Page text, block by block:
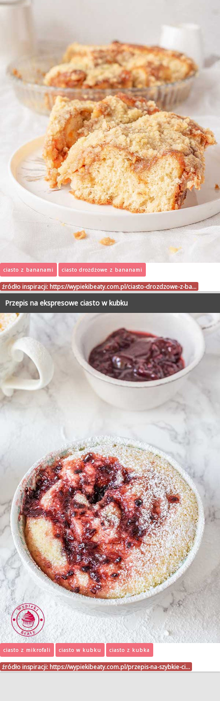
ciasto z bananami ciasto drożdżowe z bananami
źródło inspiracji: https://wypiekibeaty.com.pl/ciasto-drozdzowe-z-ba…
Przepis na ekspresowe ciasto w kubku
ciasto z mikrofali ciasto w kubku ciasto z kubka
źródło inspiracji: https://wypiekibeaty.com.pl/przepis-na-szybkie-ci…